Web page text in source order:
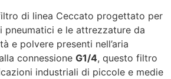
di linea Ceccato progettato per
pneumatici e le attrezzature da
e polvere presenti nell’aria
connessione G1/4, questo filtro
industriali di piccole e medie